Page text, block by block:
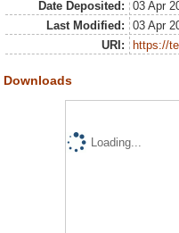
Date Deposited:
03 Apr
Last Modified:
03 Apr
URI:
https://
Downloads
Loading...